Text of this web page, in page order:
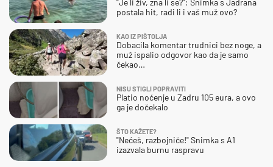
"Je li živ, zna li se?": Snimka s Jadrana
postala hit, radi li i vaš muž ovo?
KAO IZ PIŠTOLJA
Dobacila komentar trudnici bez noge, a
muž ispalio odgovor kao da je samo
čekao…
NISU STIGLI POPRAVITI
Platio noćenje u Zadru 105 eura, a ovo
ga je dočekalo
ŠTO KAŽETE?
"Nećeš, razbojniče!" Snimka s A1
izazvala burnu raspravu